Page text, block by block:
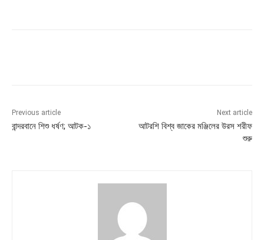
Previous article
বান্দরবানে শিশু ধর্ষণ; আটক-১
Next article
আটরশি বিশ্ব জাকের মঞ্জিলের উরস শরীফ
শুরু